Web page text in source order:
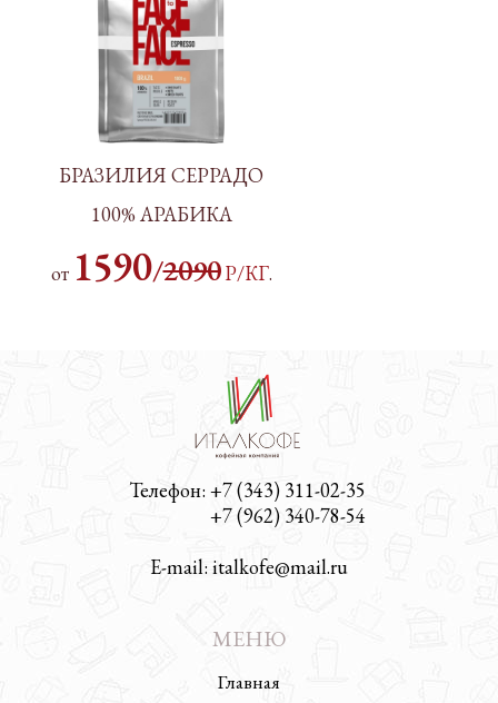
БРАЗИЛИЯ СЕРРАДО
100% АРАБИКА
от 1590/2090Р/КГ.
Телефон: +7 (343) 311-02-35
+7 (962) 340-78-54
E-mail: italkofe@mail.ru
МЕНЮ
Главная